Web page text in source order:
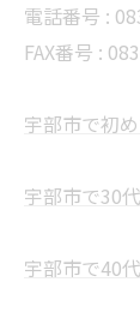
電話番号 :
FAX番号 :
宇部市で初
宇部市で30
宇部市で40